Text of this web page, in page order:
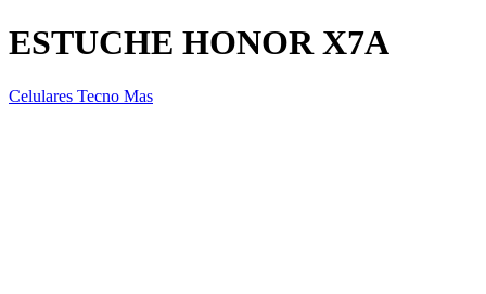
ESTUCHE HONOR X7A
Celulares Tecno Mas